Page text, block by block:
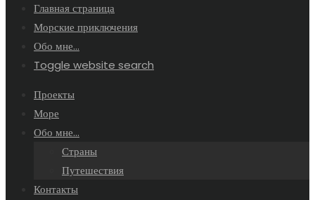
Главная страница
Морские приключения
Обо мне…
Toggle website search
Проекты
Море
Обо мне…
Страны
Путешествия
Контакты